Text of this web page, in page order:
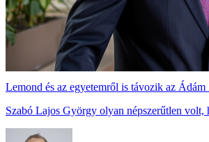
Lemond és az egyetemről is távozik az
Szabó Lajos György olyan népszerűtlen volt,